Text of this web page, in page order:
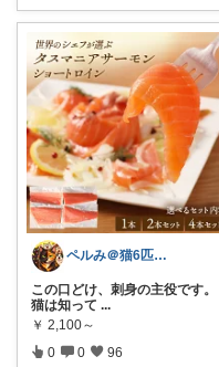
ペルみ＠猫6匹と人1匹の養育係
この口どけ、刺身の主役です。
猫は知って ...
￥ 2,100～
0 0 96